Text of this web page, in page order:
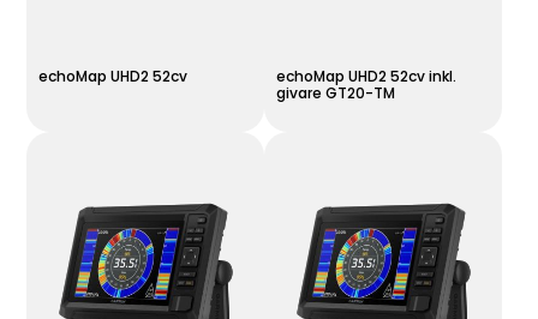
echoMap UHD2 52cv
echoMap UHD2 52cv inkl.
givare GT20-TM